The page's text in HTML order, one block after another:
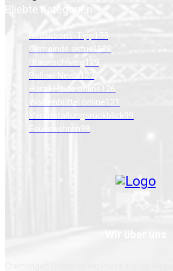
Bliebte Kategorien
Redaktions-Tipp 175
Gemeinde aktuell
138
Braunschweig 129
Polizei News 127
Harz+Heide.online 126
Wolfenbüttel.online
121
Veranstaltungsrückblick99
Feuerwehren98